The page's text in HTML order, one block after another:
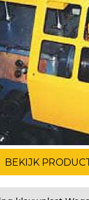
BEKIJK